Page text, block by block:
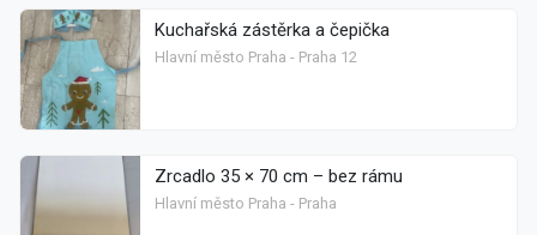
Kuchařská zástěrka a čepička
Hlavní město Praha - Praha 12
Zrcadlo 35 × 70 cm – bez rámu
Hlavní město Praha - Praha